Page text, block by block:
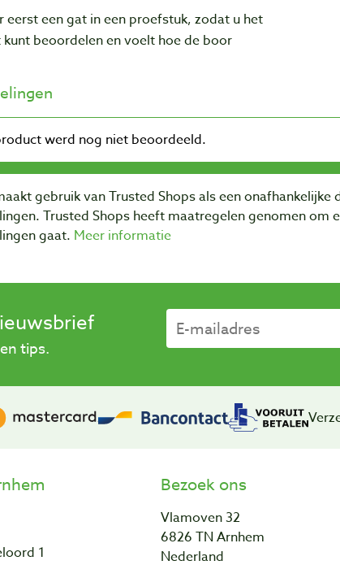
eerst een gat in een proefstuk, zodat u het
kunt beoordelen en voelt hoe de boor
gebruik van Trusted Shops als een
Trusted Shops heeft maatregelen genomen om
gaat. Meer informatie
tips.
1
Bezoek ons
Vlamoven 32
6826 TN Arnhem
Nederland